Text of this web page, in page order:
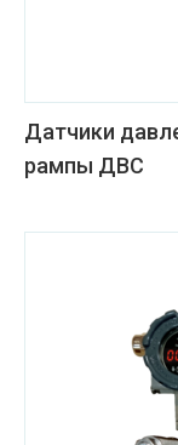
Датчики
рампы ДВС